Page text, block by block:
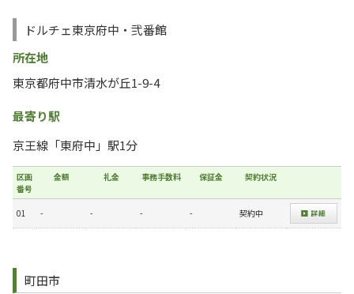
ドルチェ東京府中・弐番館
所在地
東京都府中市清水が丘1-9-4
最寄り駅
京王線「東府中」駅1分
区画
番号
金額 礼金 事務手数料 保証金 契約状況
01 - - - - 契約中
町田市